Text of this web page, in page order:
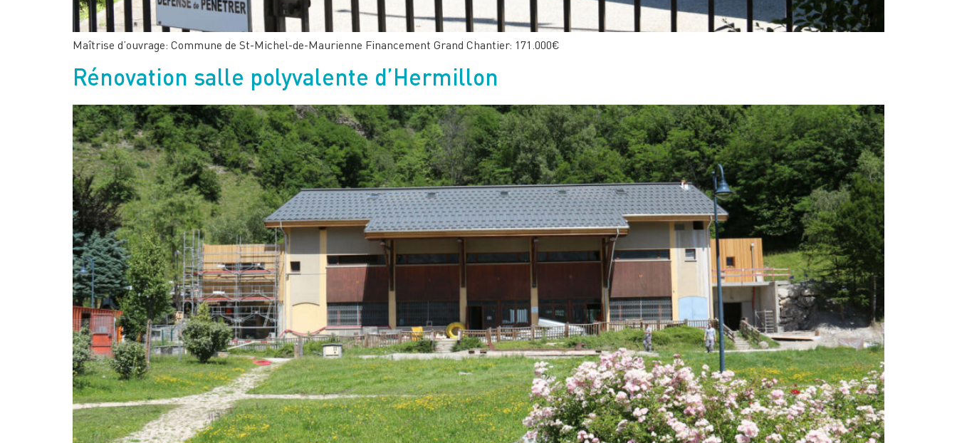
Maîtrise d’ouvrage: Commune de St-Michel-de-Maurienne Financement Grand Chantier: 171.000€
Rénovation salle polyvalente d’Hermillon